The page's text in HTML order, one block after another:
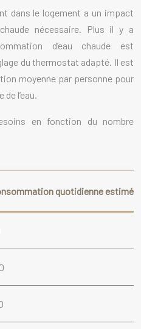
dans le logement a un impact
nécessaire. Plus il y a
d’eau chaude est
du thermostat adapté. Il est
moyenne par personne pour
l’eau.
en fonction du nombre
quotidienne estimée